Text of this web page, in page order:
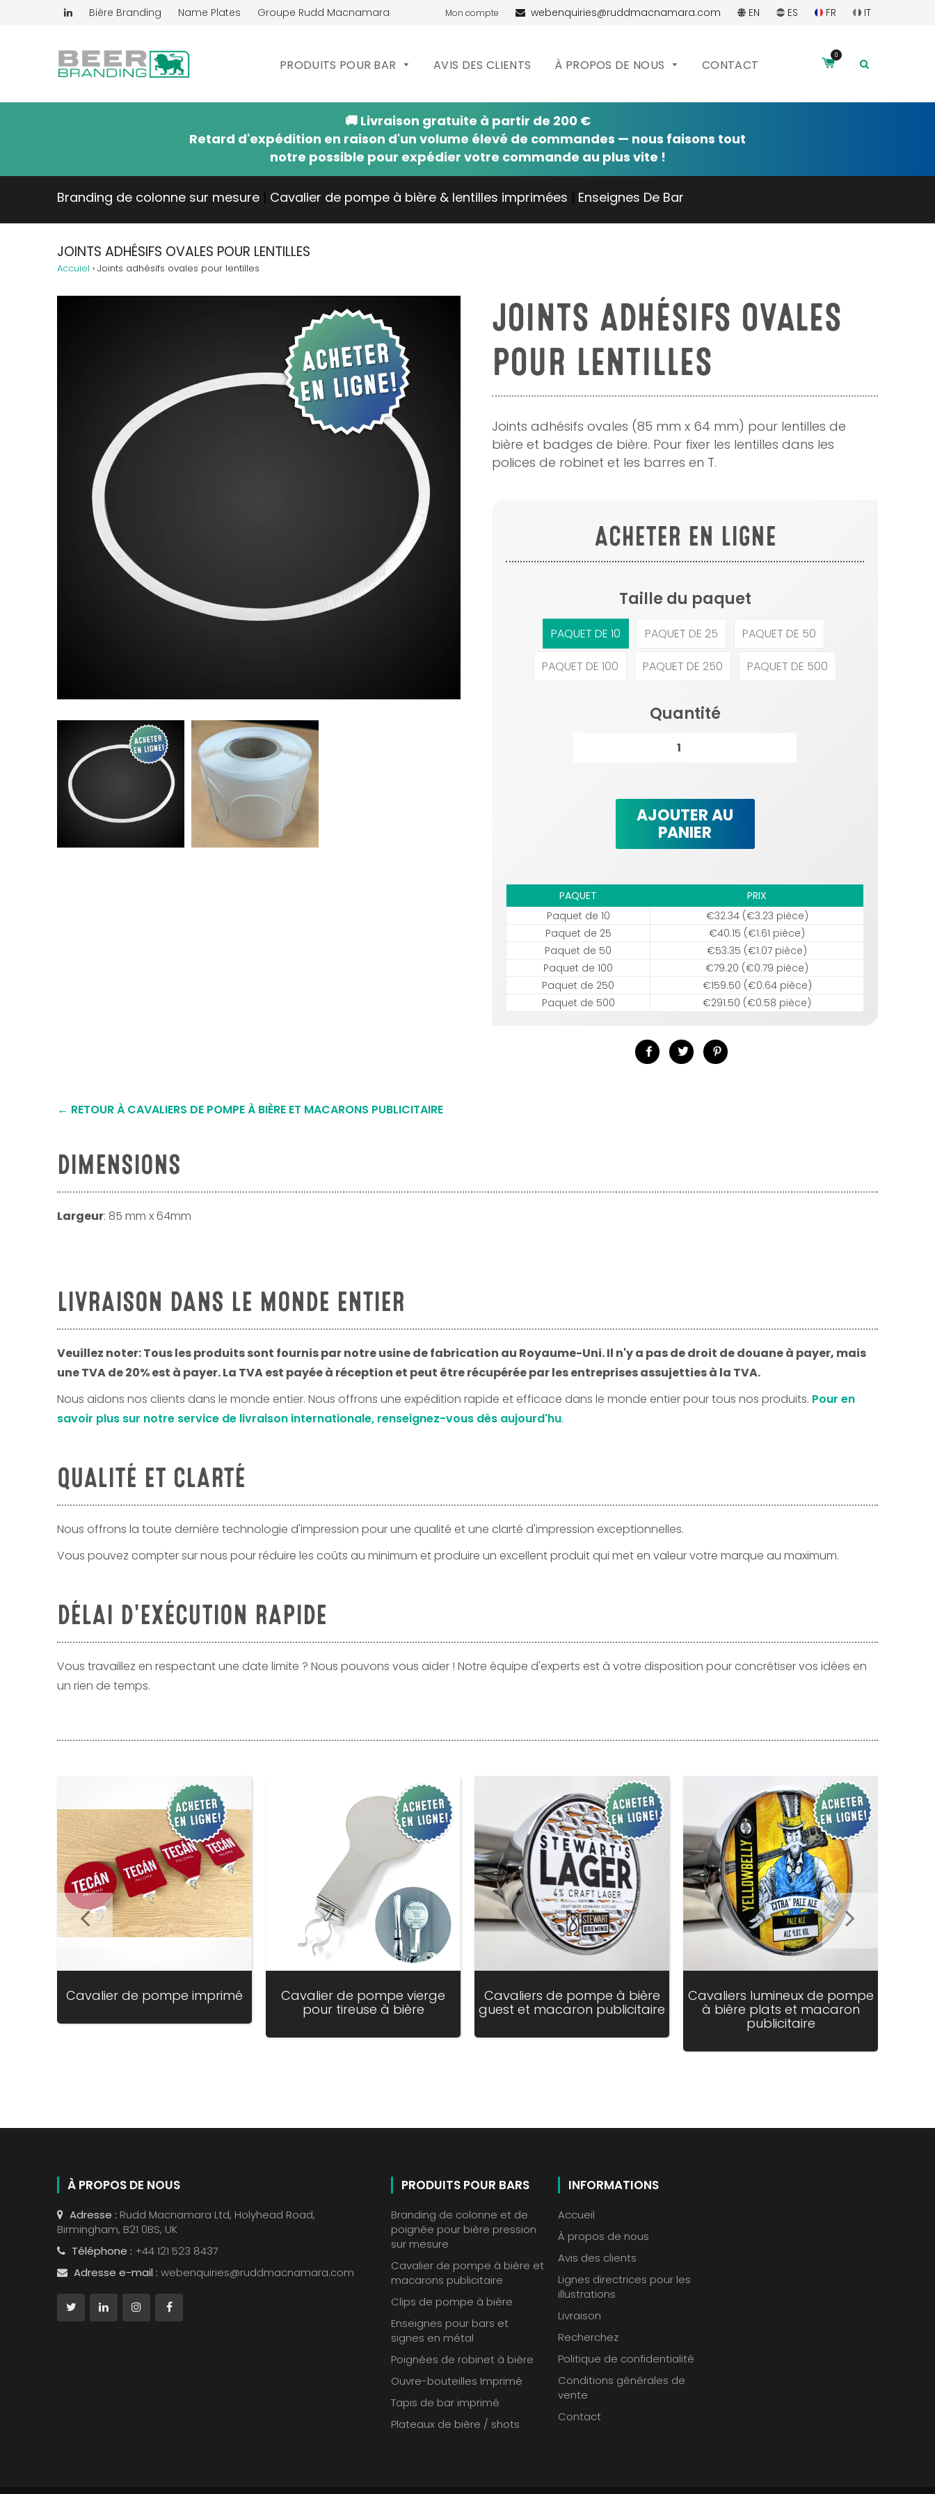
Bière Branding Name Plates Groupe Rudd Macnamara Mon compte webenquiries@ruddmacnamara.com EN ES FR IT
0
PRODUITS POUR BAR AVIS DES CLIENTS À PROPOS DE NOUS CONTACT
🚚 Livraison gratuite à partir de 200 €
Retard d'expédition en raison d'un volume élevé de commandes — nous faisons tout
notre possible pour expédier votre commande au plus vite !
Branding de colonne sur mesure | Cavalier de pompe à bière & lentilles imprimées | Enseignes De Bar
JOINTS ADHÉSIFS OVALES POUR LENTILLES
Accuiel › Joints adhésifs ovales pour lentilles
JOINTS ADHÉSIFS OVALES
POUR LENTILLES
Joints adhésifs ovales (85 mm x 64 mm) pour lentilles de
bière et badges de bière. Pour fixer les lentilles dans les
polices de robinet et les barres en T.
ACHETER EN LIGNE
Taille du paquet
PAQUET DE 10 PAQUET DE 25 PAQUET DE 50
PAQUET DE 100 PAQUET DE 250 PAQUET DE 500
Quantité
AJOUTER AU
PANIER
PAQUET
PRIX
Paquet de 10
€32.34 (€3.23 pièce)
Paquet de 25
€40.15 (€1.61 pièce)
Paquet de 50
€53.35 (€1.07 pièce)
Paquet de 100
€79.20 (€0.79 pièce)
Paquet de 250
€159.50 (€0.64 pièce)
Paquet de 500
€291.50 (€0.58 pièce)
PartagerTweeter
← RETOUR À CAVALIERS DE POMPE À BIÈRE ET MACARONS PUBLICITAIRE
DIMENSIONS
Largeur: 85 mm x 64mm
LIVRAISON DANS LE MONDE ENTIER
Veuillez noter: Tous les produits sont fournis par notre usine de fabrication au Royaume-Uni. Il n'y a pas de droit de douane à payer, mais
une TVA de 20% est à payer. La TVA est payée à réception et peut être récupérée par les entreprises assujetties à la TVA.
Nous aidons nos clients dans le monde entier. Nous offrons une expédition rapide et efficace dans le monde entier pour tous nos produits. Pour en
savoir plus sur notre service de livraison internationale, renseignez-vous dès aujourd'hu.
QUALITÉ ET CLARTÉ
Nous offrons la toute dernière technologie d'impression pour une qualité et une clarté d'impression exceptionnelles.
Vous pouvez compter sur nous pour réduire les coûts au minimum et produire un excellent produit qui met en valeur votre marque au maximum.
DÉLAI D'EXÉCUTION RAPIDE
Vous travaillez en respectant une date limite ? Nous pouvons vous aider ! Notre équipe d'experts est à votre disposition pour concrétiser vos idées en
un rien de temps.
Cavalier de pompe imprimé
missing:
fr.products.product.regular_price
Cavalier de pompe vierge
pour tireuse à bière
Cavaliers de pompe à bière
guest et macaron publicitaire
Cavaliers lumineux de pompe
à bière plats et macaron
publicitaire
À PROPOS DE NOUS
Adresse : Rudd Macnamara Ltd, Holyhead Road,
Birmingham, B21 0BS, UK
Téléphone : +44 121 523 8437
Adresse e-mail : webenquiries@ruddmacnamara.com
PRODUITS POUR BARS
Branding de colonne et de
poignée pour bière pression
sur mesure
Cavalier de pompe à bière et
macarons publicitaire
Clips de pompe à bière
Enseignes pour bars et
signes en métal
Poignées de robinet à bière
Ouvre-bouteilles Imprimé
Tapis de bar imprimé
Plateaux de bière / shots
INFORMATIONS
Accueil
À propos de nous
Avis des clients
Lignes directrices pour les
illustrations
Livraison
Recherchez
Politique de confidentialité
Conditions générales de
vente
Contact